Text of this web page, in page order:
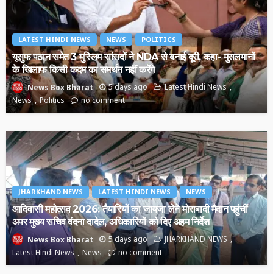
LATEST HINDI NEWS NEWS POLITICS
यूसुफ पठान समेत 3 मुस्लिम सांसदों ने NDA से बनाई दूरी, कहा- मुसलमानों
के खिलाफ किसी कदम का समर्थन नहीं करेंगे
News Box Bharat 5 days ago
Latest Hindi News
News
Politics no comment
JHARKHAND NEWS LATEST HINDI NEWS NEWS
आदिवासी महोत्सव 2026: तैयारियों का जायजा लेने मोराबादी मैदान पहुंचीं
अपर मुख्य सचिव वंदना दादेल, अधिकारियों को दिए अहम निर्देश
News Box Bharat 5 days ago
JHARKHAND NEWS
Latest Hindi News
News no comment